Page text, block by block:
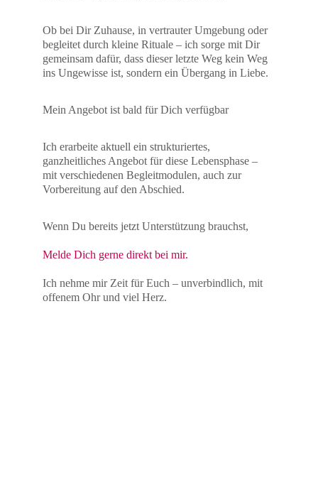
Ob bei Dir Zuhause, in vertrauter Umgebung oder
begleitet durch kleine Rituale – ich sorge mit Dir
gemeinsam dafür, dass dieser letzte Weg kein Weg
ins Ungewisse ist, sondern ein Übergang in Liebe.
Mein Angebot ist bald für Dich verfügbar
Ich erarbeite aktuell ein strukturiertes,
ganzheitliches Angebot für diese Lebensphase –
mit verschiedenen Begleitmodulen, auch zur
Vorbereitung auf den Abschied.
Wenn Du bereits jetzt Unterstützung brauchst,
Melde Dich gerne direkt bei mir.
Ich nehme mir Zeit für Euch – unverbindlich, mit
offenem Ohr und viel Herz.